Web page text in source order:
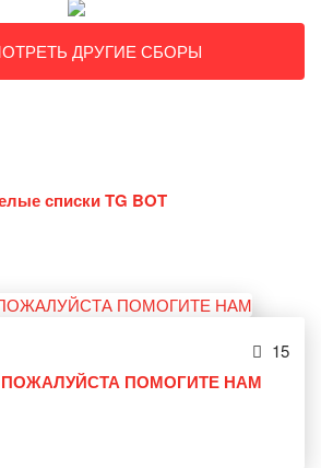
ДРУГИЕ СБОРЫ
списки TG BOT
15
ПОМОГИТЕ НАМ